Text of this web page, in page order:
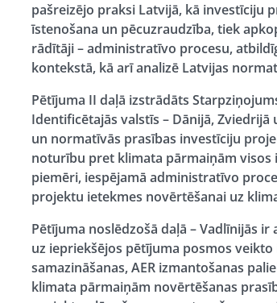
pašreizējo praksi Latvijā, kā investīciju
īstenošana un pēcuzraudzība, tiek
rādītāji – administratīvo procesu,
kontekstā, kā arī analizē Latvijas
Pētījuma II daļā izstrādāts
Identificētajās valstīs – Dānijā,
un normatīvās prasības investīciju
noturību pret klimata pārmaiņām visos
piemēri, iespējamā administratīvo
projektu ietekmes novērtēšanai uz
Pētījuma noslēdzošā daļā – Vadlīnijās
uz iepriekšējos pētījuma posmos veikto
samazināšanas, AER izmantošanas
klimata pārmaiņām novērtēšanas